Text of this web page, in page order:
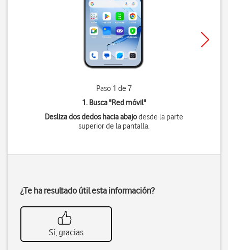
Paso 1 de 7
1. Busca "Red móvil"
Desliza dos dedos hacia abajodesde la parte
superior de la pantalla.
¿Te ha resultado útil esta información?
Sí, gracias